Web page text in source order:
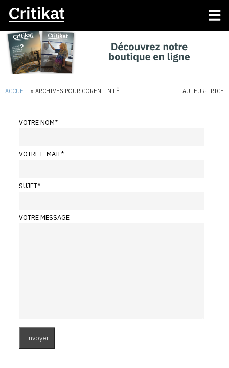
ACCUEIL » ARCHIVES POUR CORENTIN LÊ AUTEUR·TRICE
VOTRE NOM*
VOTRE E-MAIL*
SUJET*
VOTRE MESSAGE